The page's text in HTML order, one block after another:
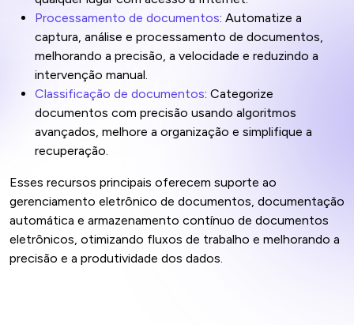
Processamento de documentos: Automatize a
captura, análise e processamento de documentos,
melhorando a precisão, a velocidade e reduzindo a
intervenção manual.
Classificação de documentos: Categorize
documentos com precisão usando algoritmos
avançados, melhore a organização e simplifique a
recuperação.
Esses recursos principais oferecem suporte ao
gerenciamento eletrônico de documentos, documentação
automática e armazenamento contínuo de documentos
eletrônicos, otimizando fluxos de trabalho e melhorando a
precisão e a produtividade dos dados.